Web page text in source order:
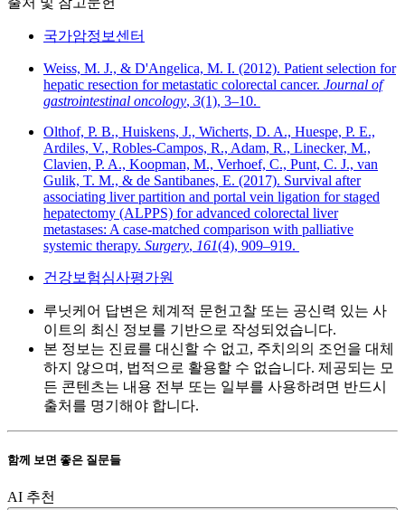
국가암정보센터
Weiss, M. J., & D'Angelica, M. I. (2012). Patient selection for
hepatic resection for metastatic colorectal cancer. Journal of
gastrointestinal oncology, 3(1), 3–10.
Olthof, P. B., Huiskens, J., Wicherts, D. A., Huespe, P. E.,
Ardiles, V., Robles-Campos, R., Adam, R., Linecker, M.,
Clavien, P. A., Koopman, M., Verhoef, C., Punt, C. J., van
Gulik, T. M., & de Santibanes, E. (2017). Survival after
associating liver partition and portal vein ligation for staged
hepatectomy (ALPPS) for advanced colorectal liver
metastases: A case-matched comparison with palliative
systemic therapy. Surgery, 161(4), 909–919.
건강보험심사평가원
루닛케어 답변은 체계적 문헌고찰 또는 공신력 있는 사
이트의 최신 정보를 기반으로 작성되었습니다.
본 정보는 진료를 대신할 수 없고, 주치의의 조언을 대체
하지 않으며, 법적으로 활용할 수 없습니다. 제공되는 모
든 콘텐츠는 내용 전부 또는 일부를 사용하려면 반드시
출처를 명기해야 합니다.
함께 보면 좋은 질문들
AI 추천